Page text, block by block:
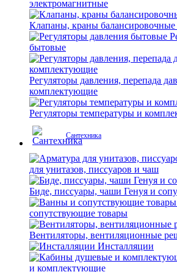
электромагнитные
Клапаны, краны
бытовые
Регуляторы давления, перепада
комплектующие
Регуляторы температуры и
Сантехника
для унитазов, писсуаров и чаш
Биде, писсуары, чаши Генуя и
сопутствующие товары
Вентиляторы, вентиляционные
Инсталляции
и комплектующие